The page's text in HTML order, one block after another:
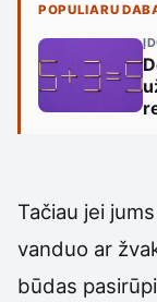
POPULIARU
Tačiau jei
vanduo ar
būdas